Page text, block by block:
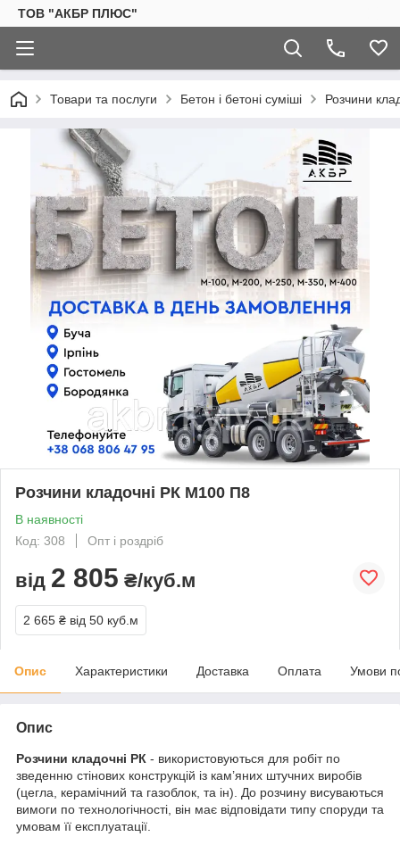
ТОВ "АКБР ПЛЮС"
Товари та послуги Бетон і бетоні суміші Розчини
Розчини кладочні РК М100 П8
В наявності
Код: 308
Опт і роздріб
від 2 805 ₴/куб.м
2 665 ₴ від 50 куб.м
Опис Характеристики Доставка Оплата Умови
Опис
Розчини кладочні РК - використовуються для робіт по
зведенню стінових конструкцій із кам’яних штучних виробів
(цегла, керамічний та газоблок, та ін). До розчину висуваються
вимоги по технологічності, він має відповідати типу споруди та
умовам її експлуатації.